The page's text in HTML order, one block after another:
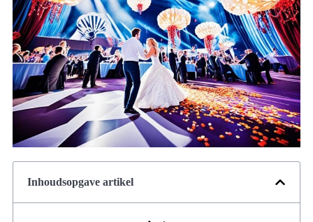
Inhoudsopgave artikel